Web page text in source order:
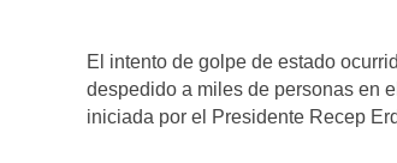
El intento de golpe de estado
despedido a miles de personas en
iniciada por el Presidente Recep